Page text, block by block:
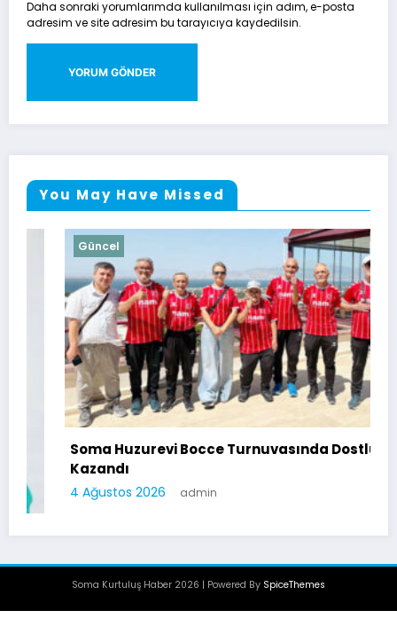
Daha sonraki yorumlarımda kullanılması için adım, e-posta
adresim ve site adresim bu tarayıcıya kaydedilsin.
You May Have Missed
Güncel
Soma Huzurevi Bocce Turnuvasında Dostluk
Kazandı
4 Ağustos 2026 admin
Soma Kurtuluş Haber 2026 | Powered By SpiceThemes